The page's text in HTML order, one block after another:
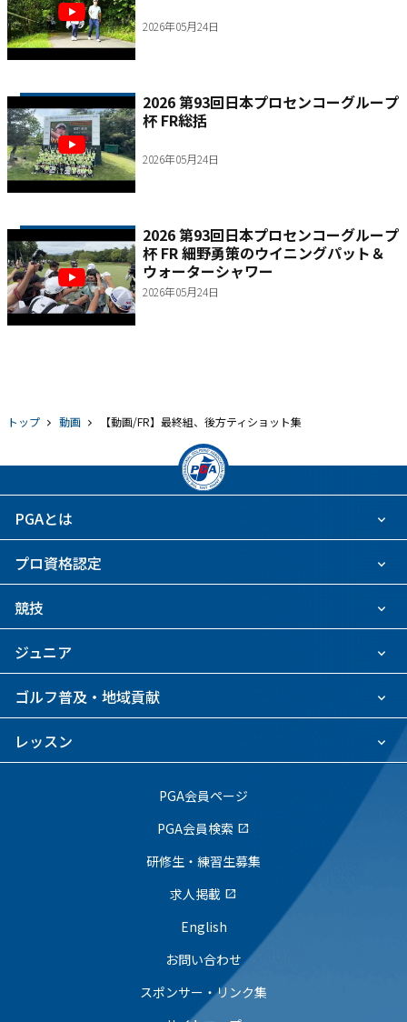
2026年05月24日
2026 第93回日本プロセンコーグループ
杯 FR総括
2026年05月24日
2026 第93回日本プロセンコーグループ
杯 FR 細野勇策のウイニングパット＆
ウォーターシャワー
2026年05月24日
トップ 動画 【動画/FR】最終組、後方ティショット集
PGAとは
プロ資格認定
競技
ジュニア
ゴルフ普及・地域貢献
レッスン
PGA会員ページ
PGA会員検索 open_in_new
研修生・練習生募集
求人掲載 open_in_new
English
お問い合わせ
スポンサー・リンク集